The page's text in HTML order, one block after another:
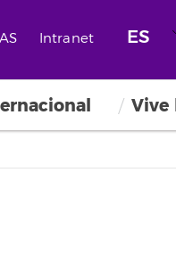
Intranet ES
Vive